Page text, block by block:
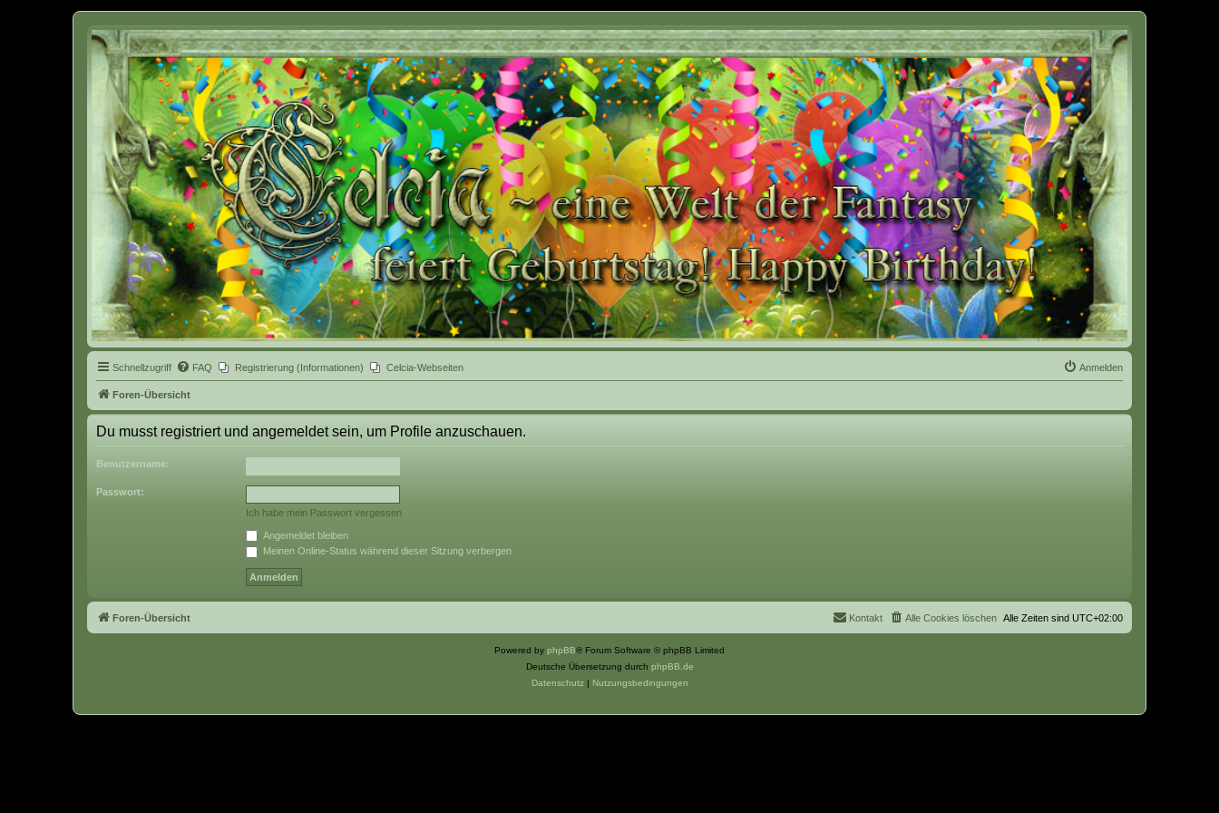
Celcia - eine Welt der Fantasy
Schnellzugriff FAQ Registrierung (Informationen) Celcia-Webseiten Anmelden
Foren-Übersicht
Du musst registriert und angemeldet sein, um Profile anzuschauen.
Benutzername:
Passwort:
Ich habe mein Passwort vergessen
Angemeldet bleiben
Meinen Online-Status während dieser Sitzung verbergen
Foren-Übersicht Alle Zeiten sind UTC+02:00
Alle Cookies löschen
Kontakt
Powered by phpBB® Forum Software © phpBB Limited
Deutsche Übersetzung durch phpBB.de
Datenschutz| Nutzungsbedingungen